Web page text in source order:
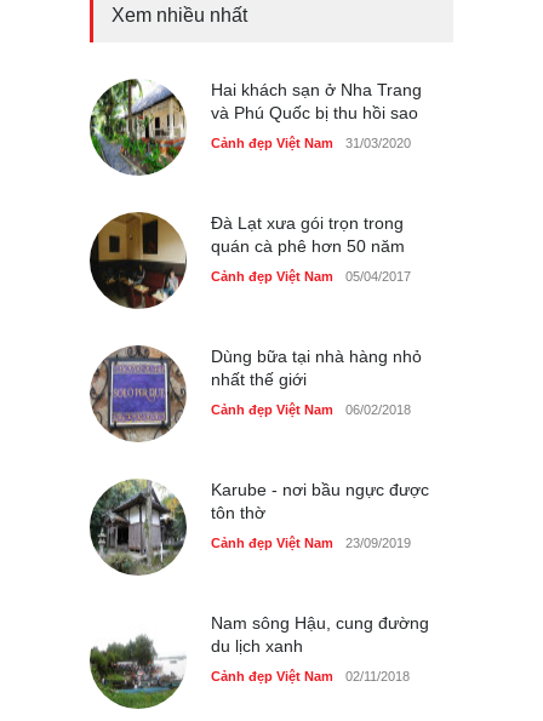
thực Italy
Cảnh đẹp Việt Nam 25/04/2020
Cảnh đẹp Việt Nam 25/04/2020
Xem nhiều nhất
Hai khách sạn ở Nha Trang
và Phú Quốc bị thu hồi sao
Cảnh đẹp Việt Nam 31/03/2020
Đà Lạt xưa gói trọn trong
quán cà phê hơn 50 năm
Cảnh đẹp Việt Nam 05/04/2017
Dùng bữa tại nhà hàng nhỏ
nhất thế giới
Cảnh đẹp Việt Nam 06/02/2018
Karube - nơi bầu ngực được
tôn thờ
Cảnh đẹp Việt Nam 23/09/2019
Nam sông Hậu, cung đường
du lịch xanh
Cảnh đẹp Việt Nam 02/11/2018